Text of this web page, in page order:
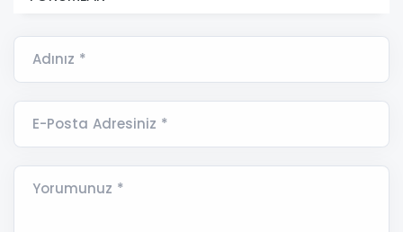
Adınız *
E-Posta Adresiniz *
Yorumunuz *